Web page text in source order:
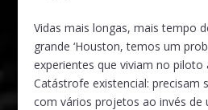
Vidas mais longas, mais tempo
grande ‘Houston, temos um
experientes que viviam no piloto
Catástrofe existencial: precisam
com vários projetos ao invés de